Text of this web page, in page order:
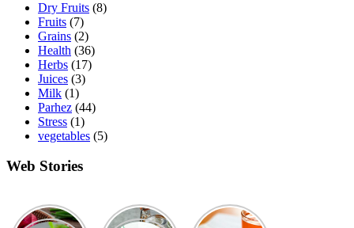
Dry Fruits (8)
Fruits (7)
Grains (2)
Health (36)
Herbs (17)
Juices (3)
Milk (1)
Parhez (44)
Stress (1)
vegetables (5)
Web Stories